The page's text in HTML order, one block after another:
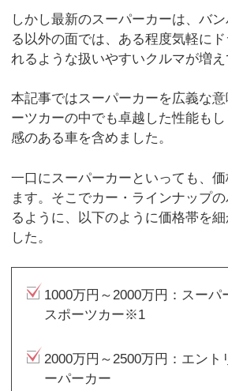
しかし最新のスーパーカーは、バ
る以外の面では、ある程度気軽に
れるような扱いやすいクルマが増え
本記事ではスーパーカーを広義な
ーツカーの中でも卓越した性能も
感のある車を含めました。
一口にスーパーカーといっても、
ます。そこでカー・ラインナップ
るように、以下のように価格帯を
した。
1000万円～2000万円：スーパ
スポーツカー※1
2000万円～2500万円：エント
ーパーカー